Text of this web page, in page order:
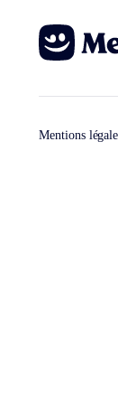
Mentions